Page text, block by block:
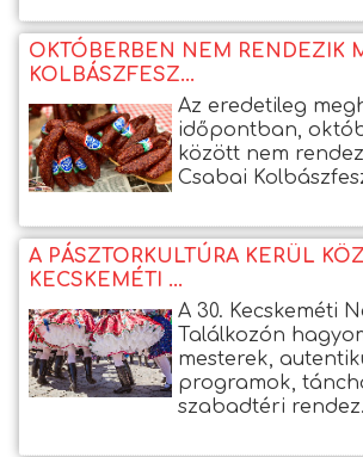
OKTÓBERBEN NEM RENDEZIK
KOLBÁSZFESZ...
Az eredetileg
időpontban,
között nem
Csabai
A PÁSZTORKULTÚRA KERÜL
KECSKEMÉTI ...
A 30. Kecskeméti
Találkozón
mesterek,
programok,
szabadtéri